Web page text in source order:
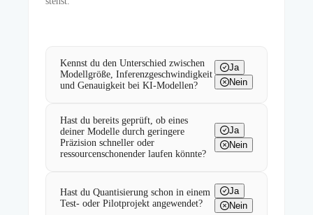
Kennst du den Unterschied zwischen
Modellgröße, Inferenzgeschwindigkeit
und Genauigkeit bei KI-Modellen?
Ja
Nein
Hast du bereits geprüft, ob eines
deiner Modelle durch geringere
Präzision schneller oder
ressourcenschonender laufen könnte?
Ja
Nein
Hast du Quantisierung schon in einem
Test- oder Pilotprojekt angewendet?
Ja
Nein